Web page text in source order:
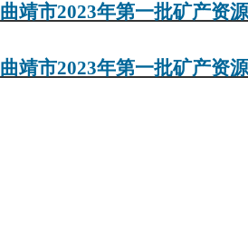
曲靖市2023年第一批矿产资
曲靖市2023年第一批矿产资